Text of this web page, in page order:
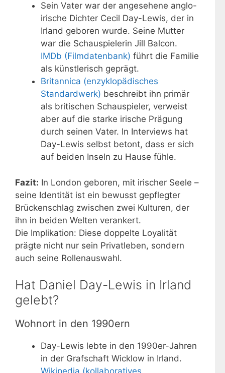
Sein Vater war der angesehene anglo-
irische Dichter Cecil Day-Lewis, der in
Irland geboren wurde. Seine Mutter
war die Schauspielerin Jill Balcon.
IMDb (Filmdatenbank) führt die Familie
als künstlerisch geprägt.
Britannica (enzyklopädisches
Standardwerk) beschreibt ihn primär
als britischen Schauspieler, verweist
aber auf die starke irische Prägung
durch seinen Vater. In Interviews hat
Day-Lewis selbst betont, dass er sich
auf beiden Inseln zu Hause fühle.
Fazit: In London geboren, mit irischer Seele –
seine Identität ist ein bewusst gepflegter
Brückenschlag zwischen zwei Kulturen, der
ihn in beiden Welten verankert.
Die Implikation: Diese doppelte Loyalität
prägte nicht nur sein Privatleben, sondern
auch seine Rollenauswahl.
Hat Daniel Day-Lewis in Irland
gelebt?
Wohnort in den 1990ern
Day-Lewis lebte in den 1990er-Jahren
in der Grafschaft Wicklow in Irland.